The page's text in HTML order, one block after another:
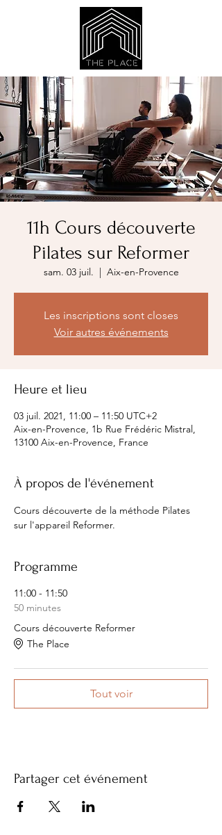
11h Cours découverte
Pilates sur Reformer
sam. 03 juil.
  |
Aix-en-Provence
Les inscriptions sont closes
Voir autres événements
Heure et lieu
03 juil. 2021, 11:00 – 11:50 UTC+2
Aix-en-Provence, 1b Rue Frédéric Mistral,
13100 Aix-en-Provence, France
À propos de l'événement
Cours découverte de la méthode Pilates
sur l'appareil Reformer.
Programme
11:00 - 11:50
50 minutes
Cours découverte Reformer
The Place
Tout voir
Partager cet événement